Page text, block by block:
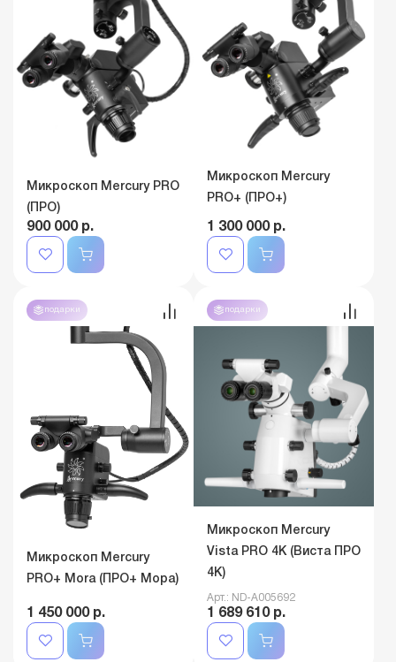
Микроскоп Mercury PRO
(ПРО)
900 000 р.
Микроскоп Mercury
PRO+ (ПРО+)
1 300 000 р.
подарки
Микроскоп Mercury
PRO+ Mora (ПРО+ Мора)
1 450 000 р.
подарки
Микроскоп Mercury
Vista PRO 4K (Виста ПРО
4К)
Арт.: ND-A005692
1 689 610 р.